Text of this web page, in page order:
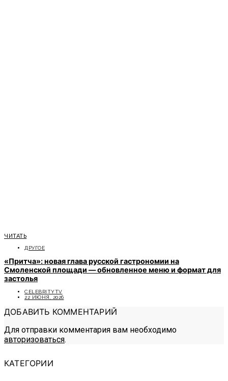
ЧИТАТЬ
ДРУГОЕ
«Притча»: новая глава русской гастрономии на
Смоленской площади — обновленное меню и формат для
застолья
CELEBRITYTV
22 ИЮНЯ, 2026
ДОБАВИТЬ КОММЕНТАРИЙ
Для отправки комментария вам необходимо
авторизоваться.
КАТЕГОРИИ